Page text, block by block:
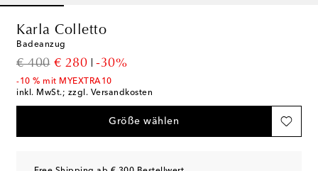
Karla Colletto
Badeanzug
€ 400
original price
€ 280
discount price
-30%
-10 % mit MYEXTRA10
inkl. MwSt.; zzgl. Versandkosten
Größe wählen